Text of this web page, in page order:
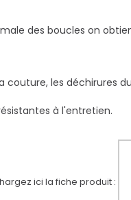
des boucles on
les déchirures
à l'entretien.
ici la fiche produit :